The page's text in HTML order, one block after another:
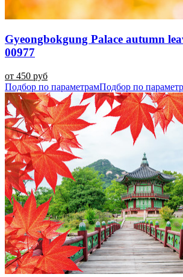
Gyeongbokgung Palace autumn
00977
от 450 руб
Подбор по параметрамПодбор по